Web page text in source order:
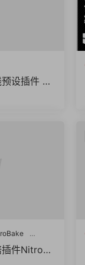
设插件 Gr
4D R
件Nitro4
Cinema